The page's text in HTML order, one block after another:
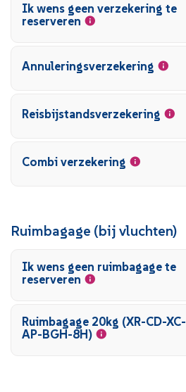
Ik wens geen verzekering te
reserveren
Annuleringsverzekering
Reisbijstandsverzekering
Combi verzekering
Ruimbagage (bij vluchten)
Ik wens geen ruimbagage te
reserveren
Ruimbagage 20kg (XR-CD-XC-
AP-BGH-8H)